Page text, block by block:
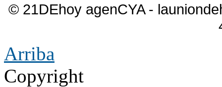
© 21DEhoy agenCYA -
Arriba
Copyright